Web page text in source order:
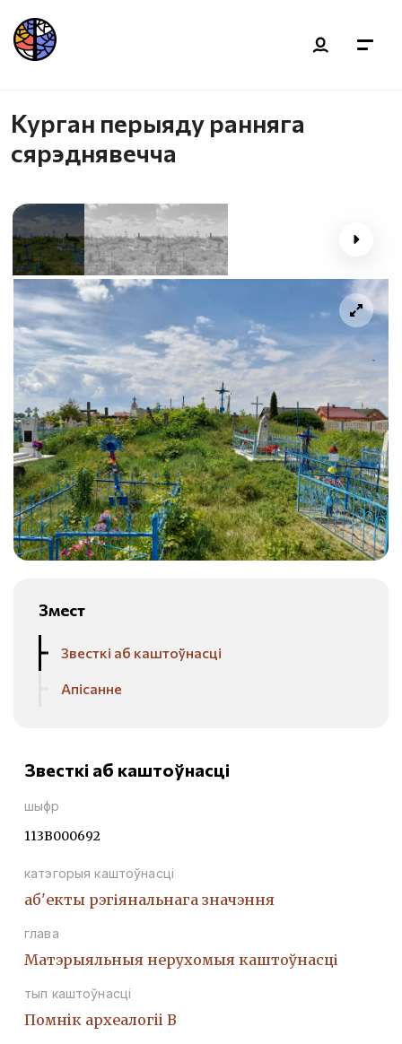
Курган перыяду ранняга
сярэднявечча
Змест
Звесткі аб каштоўнасці
Апісанне
Звесткі аб каштоўнасці
шыфр
113В000692
катэгорыя каштоўнасці
аб'екты рэгіянальнага значэння
глава
Матэрыяльныя нерухомыя каштоўнасці
тып каштоўнасці
Помнiк археалогii В